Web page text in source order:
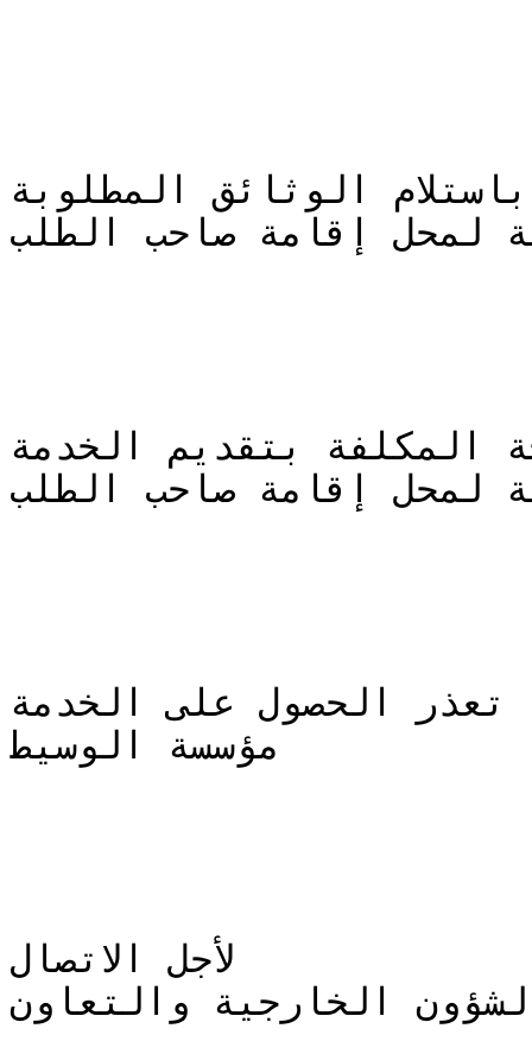
الوثائق المطلوبة
لمحل إقامة صاحب الطلب
المكلفة بتقديم الخدمة
لمحل إقامة صاحب الطلب
تعذر الحصول على الخدمة
مؤسسة الوسيط
لأجل الاتصال
الخارجية والتعاون